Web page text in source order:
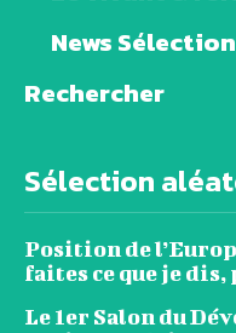
News
Rechercher
Sélection
Position de
faites ce que je dis,
Le 1er Salon du